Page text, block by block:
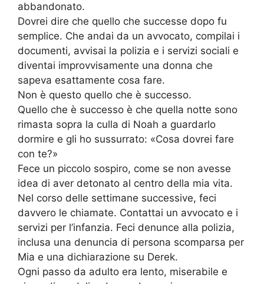
abbandonato.
Dovrei dire che quello che successe dopo fu
semplice. Che andai da un avvocato, compilai i
documenti, avvisai la polizia e i servizi sociali e
diventai improvvisamente una donna che
sapeva esattamente cosa fare.
Non è questo quello che è successo.
Quello che è successo è che quella notte sono
rimasta sopra la culla di Noah a guardarlo
dormire e gli ho sussurrato: «Cosa dovrei fare
con te?»
Fece un piccolo sospiro, come se non avesse
idea di aver detonato al centro della mia vita.
Nel corso delle settimane successive, feci
davvero le chiamate. Contattai un avvocato e i
servizi per l’infanzia. Feci denunce alla polizia,
inclusa una denuncia di persona scomparsa per
Mia e una dichiarazione su Derek.
Ogni passo da adulto era lento, miserabile e